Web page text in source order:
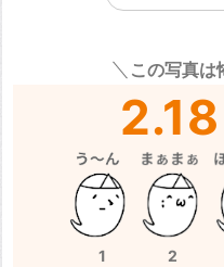
この写真は
2.18
1 2